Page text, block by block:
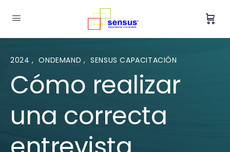
2024, ONDEMAND , SENSUS CAPACITACIÓN
Cómo realizar
una correcta